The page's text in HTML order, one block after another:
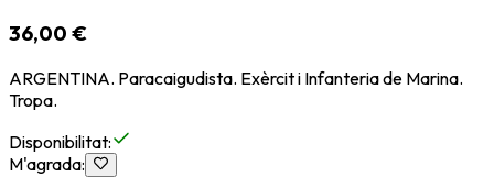
36,00 €
ARGENTINA. Paracaigudista. Exèrcit i Infanteria de Marina.
Tropa.
Disponibilitat:
M'agrada: